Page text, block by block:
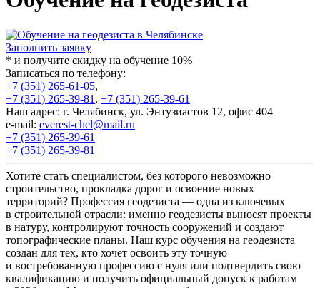
Заполнить заявку
* и получите скидку на обучение 10%
Записаться по телефону:
+7 (351) 265-61-05,
+7 (351) 265-39-81 , +7 (351) 265-39-61
Наш адрес: г. Челябинск, ул. Энтузиастов 12, офис 404
e-mail: everest-chel@mail.ru
+7 (351) 265-39-61
+7 (351) 265-39-81
Хотите стать специалистом, без которого невозможно
строительство, прокладка дорог и освоение новых
территорий? Профессия геодезиста — одна из ключевых
в строительной отрасли: именно геодезисты выносят проекты
в натуру, контролируют точность сооружений и создают
топографические планы. Наш курс обучения на геодезиста
создан для тех, кто хочет освоить эту точную
и востребованную профессию с нуля или подтвердить свою
квалификацию и получить официальный допуск к работам